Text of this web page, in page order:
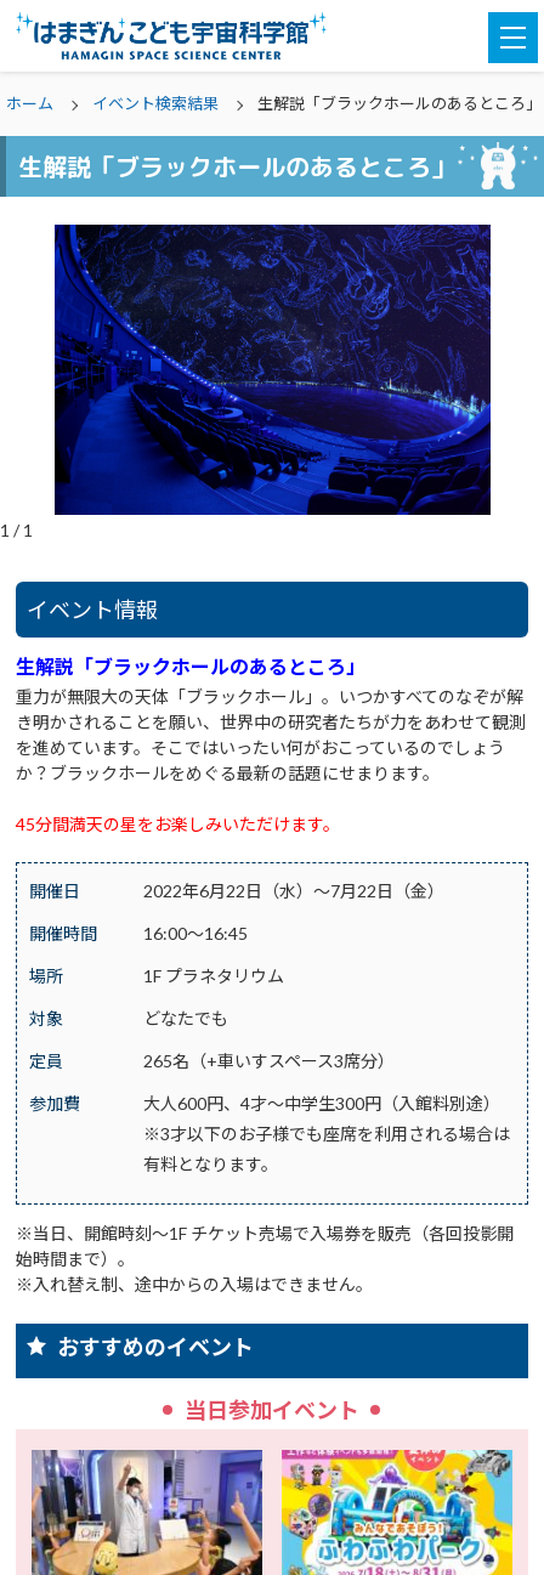
ホーム イベント検索結果 生解説「ブラックホールのあるところ」
生解説「ブラックホールのあるところ」
1 /1
イベント情報
生解説 「ブラックホールのあるところ」
重力が無限大の天体「ブラックホール」。 いつかすべてのなぞが解
き明かされることを願い、世界中の研究者たちが力をあわせて観測
を進めています。そこではいったい何がおこっているのでしょう
か？ブラックホールをめぐる最新の話題にせまります。
45分間満天の星をお楽しみいただけます。
開催日 2022年6月22日（水）～7月22日（金）
開催時間 16:00～16:45
場所 1F プラネタリウム
対象 どなたでも
定員 265名（+車いすスペース3席分）
参加費
大人600円、4才～中学生300円（入館料別途）
※3才以下のお子様でも座席を利用される場合は
有料となります。
※当日、開館時刻～1F チケット売場で入場券を販売（各回投影開
始時間まで）。
※入れ替え制、途中からの入場はできません。
おすすめのイベント
当日参加イベント